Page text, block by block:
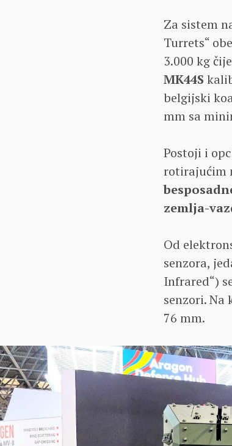
Za sistem
Turrets“
3.000 kg
MK44S
belgijski
mm sa
Postoji i
rotirajućim
zemlja-
Od
senzora,
Infrared“)
senzori. Na
76 mm.